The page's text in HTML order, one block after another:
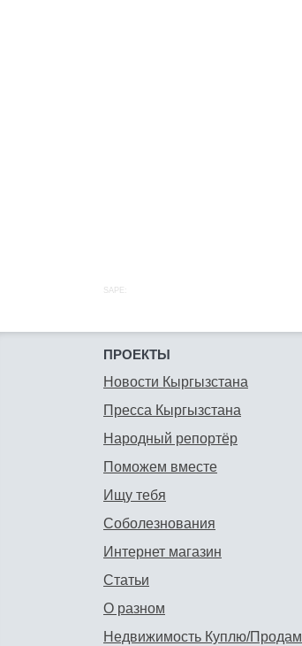
SAPE:
ПРОЕКТЫ
Новости Кыргызстана
Пресса Кыргызстана
Народный репортёр
Поможем вместе
Ищу тебя
Соболезнования
Интернет магазин
Статьи
О разном
Недвижимость Куплю/Продам